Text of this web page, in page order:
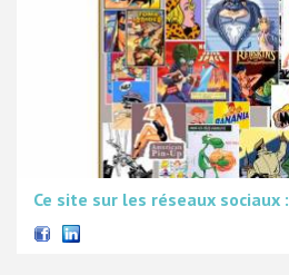
Ce site sur les réseaux sociaux :